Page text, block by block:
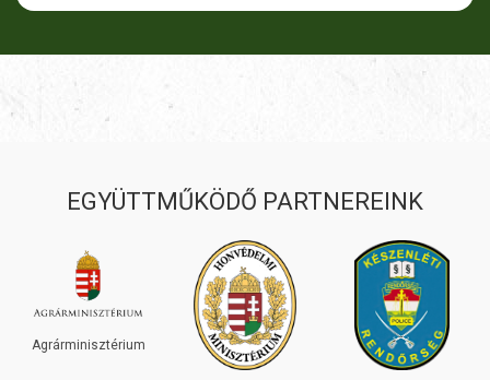
EGYÜTTMŰKÖDŐ PARTNEREINK
Agrárminisztérium